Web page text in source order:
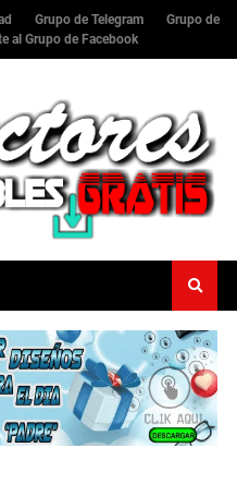
Grupo de Telegram
Grupo de
al Grupo de Facebook